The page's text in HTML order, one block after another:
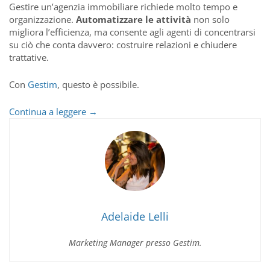
Gestire un’agenzia immobiliare richiede molto tempo e
organizzazione. Automatizzare le attività non solo
migliora l’efficienza, ma consente agli agenti di concentrarsi
su ciò che conta davvero: costruire relazioni e chiudere
trattative.
Con Gestim, questo è possibile.
Continua a leggere Automazione
Attività:
Risparmia
Tempo
Gestim
→
Adelaide Lelli
Marketing Manager presso Gestim.